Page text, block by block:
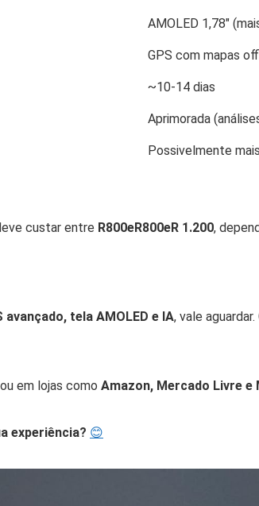
AMOLED 1,78″
GPS com mapas
~10-14 dias
Aprimorada
Possivelmente
custar entre R800eR800eR 1.200,
avançado, tela AMOLED e IA, vale
ou em lojas como Amazon, Mercado Livre e
experiência? 😊